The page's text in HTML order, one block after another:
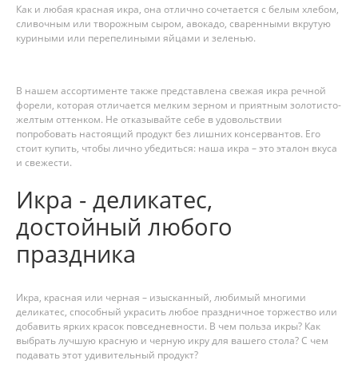
Как и любая красная икра, она отлично сочетается с белым хлебом,
сливочным или творожным сыром, авокадо, сваренными вкрутую
куриными или перепелиными яйцами и зеленью.
В нашем ассортименте также представлена свежая икра речной
форели, которая отличается мелким зерном и приятным золотисто-
желтым оттенком. Не отказывайте себе в удовольствии
попробовать настоящий продукт без лишних консервантов. Его
стоит купить, чтобы лично убедиться: наша икра – это эталон вкуса
и свежести.
Икра - деликатес,
достойный любого
праздника
Икра, красная или черная – изысканный, любимый многими
деликатес, способный украсить любое праздничное торжество или
добавить ярких красок повседневности. В чем польза икры? Как
выбрать лучшую красную и черную икру для вашего стола? С чем
подавать этот удивительный продукт?